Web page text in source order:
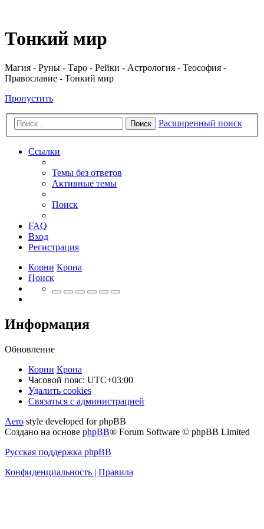
Тонкий мир
Магия - Руны - Таро - Рейки - Астрология - Теософия -
Православие - Тонкий мир
Пропустить
Поиск Расширенный поиск
Ссылки
Темы без ответов
Активные темы
Поиск
FAQ
Вход
Регистрация
Корни Крона
Поиск
Информация
Обновление
Корни Крона
Часовой пояс: UTC+03:00
Удалить cookies
Связаться
администрацией
Связаться с администрацией
Aero style developed for phpBB
Создано на основе phpBB® Forum Software © phpBB Limited
Русская поддержка phpBB
Конфиденциальность | Правила